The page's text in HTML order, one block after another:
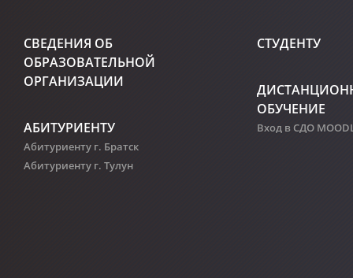
СВЕДЕНИЯ ОБ
ОБРАЗОВАТЕЛЬНОЙ
ОРГАНИЗАЦИИ
АБИТУРИЕНТУ
Абитуриенту г. Братск
Абитуриенту г. Тулун
СТУДЕНТУ
ОБУЧЕНИЕ
Вход в СДО